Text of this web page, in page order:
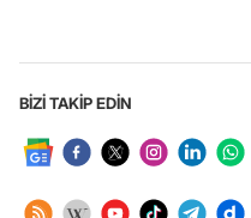
BİZİ TAKİP EDİN